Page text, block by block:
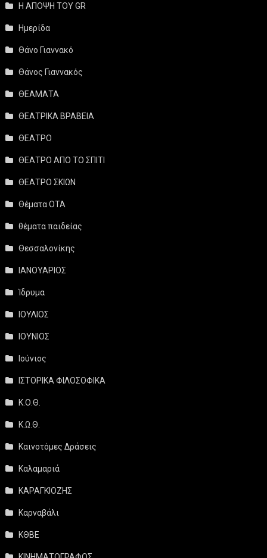
Η ΑΠΟΨΗ ΤΟΥ GR
Ημερίδα
Θάνο Γιαννακό
Θάνος Γιαννακός
ΘΕΑΜΑΤΑ
ΘΕΑΤΡΙΚΑ ΒΡΑΒΕΙΑ
ΘΕΑΤΡΟ
ΘΕΑΤΡΟ ΑΠΟ ΤΟ ΣΠΙΤΙ
ΘΕΑΤΡΟ ΣΚΙΩΝ
Θέματα ΟΤΑ
θέματα παιδείας
Θεσσαλονίκης
ΙΑΝΟΥΑΡΙΟΣ
Ίδρυμα
ΙΟΥΛΙΟΣ
ΙΟΥΝΙΟΣ
Ιούνιος
ΙΣΤΟΡΙΚΑ ΦΙΛΟΣΟΦΙΚΑ
Κ.Ο.Θ.
Κ.Ω.Θ.
Καινοτόμες Δράσεις
Καλαμαριά
ΚΑΡΑΓΚΙΟΖΗΣ
Καρναβάλι
ΚΘΒΕ